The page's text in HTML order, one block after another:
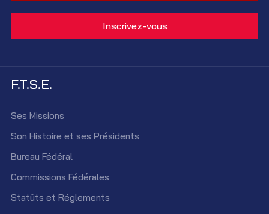
F.T.S.E.
Ses Missions
Son Histoire et ses Présidents
Bureau Fédéral
Commissions Fédérales
Statûts et Réglements